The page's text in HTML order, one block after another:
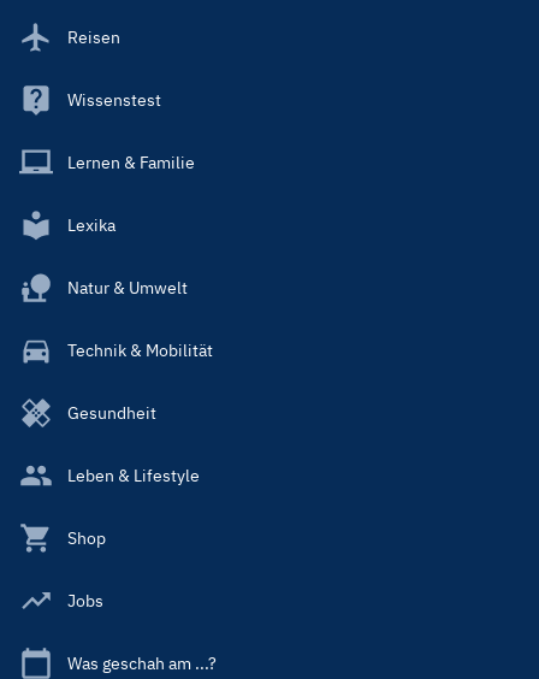
Reisen
Wissenstest
Lernen & Familie
Lexika
Natur & Umwelt
Technik & Mobilität
Gesundheit
Leben & Lifestyle
Shop
Jobs
Was geschah am ...?